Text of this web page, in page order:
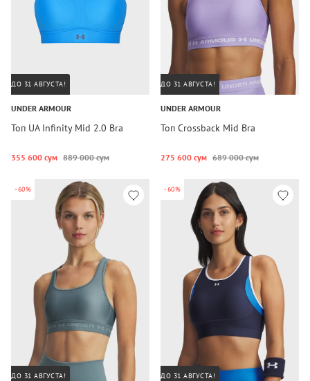
ДО 31 АВГУСТА!
UNDER ARMOUR
Топ UA Infinity Mid 2.0 Bra
355 600 сум 889 000 сум
ДО 31 АВГУСТА!
UNDER ARMOUR
Топ Crossback Mid Bra
275 600 сум 689 000 сум
-60%
ДО 31 АВГУСТА!
-60%
ДО 31 АВГУСТА!